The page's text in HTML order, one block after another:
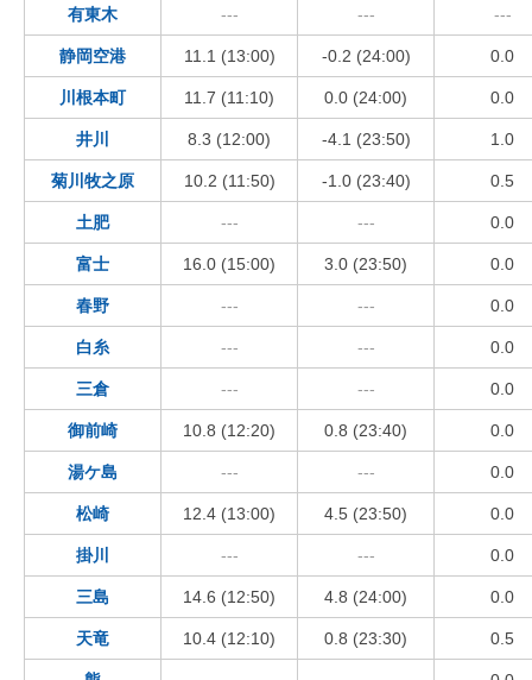
有東木 --- --- ---
静岡空港 11.1 (13:00) -0.2 (24:00) 0.0
川根本町 11.7 (11:10) 0.0 (24:00) 0.0
井川 8.3 (12:00) -4.1 (23:50) 1.0
菊川牧之原 10.2 (11:50) -1.0 (23:40) 0.5
土肥 --- --- 0.0
富士 16.0 (15:00) 3.0 (23:50) 0.0
春野 --- --- 0.0
白糸 --- --- 0.0
三倉 --- --- 0.0
御前崎 10.8 (12:20) 0.8 (23:40) 0.0
湯ケ島 --- --- 0.0
松崎 12.4 (13:00) 4.5 (23:50) 0.0
掛川 --- --- 0.0
三島 14.6 (12:50) 4.8 (24:00) 0.0
天竜 10.4 (12:10) 0.8 (23:30) 0.5